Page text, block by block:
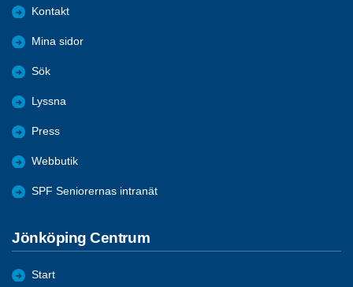
Kontakt
Mina sidor
Sök
Lyssna
Press
Webbutik
SPF Seniorernas intranät
Jönköping Centrum
Start